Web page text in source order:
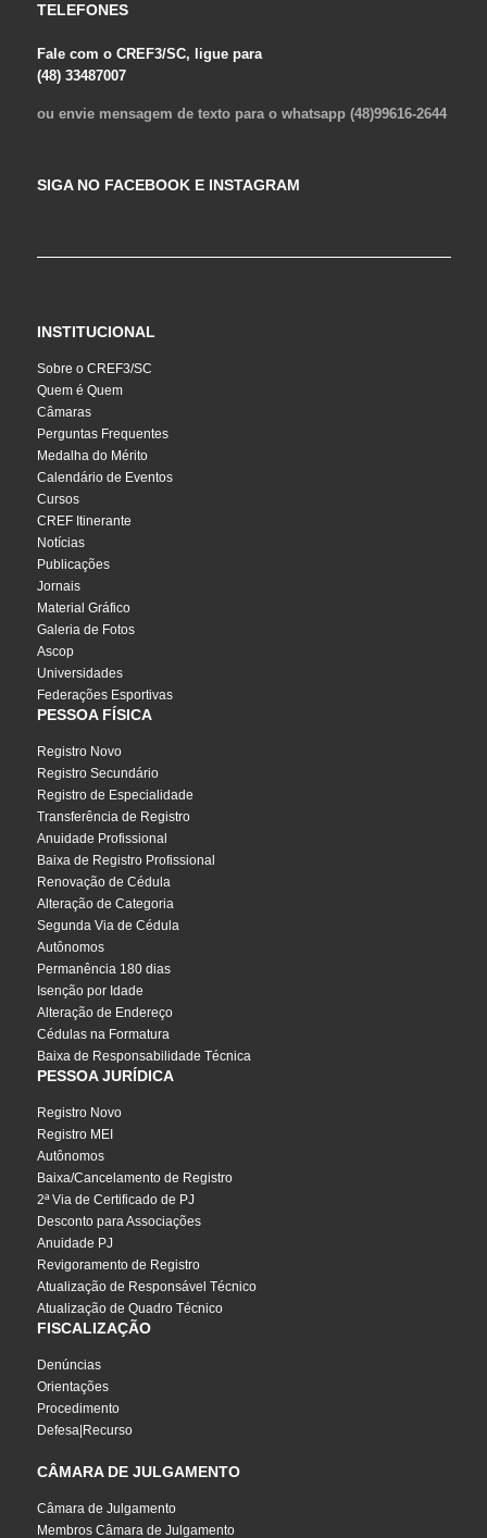
TELEFONES
Fale com o CREF3/SC, ligue para
(48) 33487007
ou envie mensagem de texto para o whatsapp (48)99616-2644
SIGA NO FACEBOOK E INSTAGRAM
INSTITUCIONAL
Sobre o CREF3/SC
Quem é Quem
Câmaras
Perguntas Frequentes
Medalha do Mérito
Calendário de Eventos
Cursos
CREF Itinerante
Notícias
Publicações
Jornais
Material Gráfico
Galeria de Fotos
Ascop
Universidades
Federações Esportivas
PESSOA FÍSICA
Registro Novo
Registro Secundário
Registro de Especialidade
Transferência de Registro
Anuidade Profissional
Baixa de Registro Profissional
Renovação de Cédula
Alteração de Categoria
Segunda Via de Cédula
Autônomos
Permanência 180 dias
Isenção por Idade
Alteração de Endereço
Cédulas na Formatura
Baixa de Responsabilidade Técnica
PESSOA JURÍDICA
Registro Novo
Registro MEI
Autônomos
Baixa/Cancelamento de Registro
2ª Via de Certificado de PJ
Desconto para Associações
Anuidade PJ
Revigoramento de Registro
Atualização de Responsável Técnico
Atualização de Quadro Técnico
FISCALIZAÇÃO
Denúncias
Orientações
Procedimento
Defesa|Recurso
CÂMARA DE JULGAMENTO
Câmara de Julgamento
Membros Câmara de Julgamento